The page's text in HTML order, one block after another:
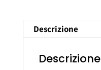
Descrizione
Descrizione